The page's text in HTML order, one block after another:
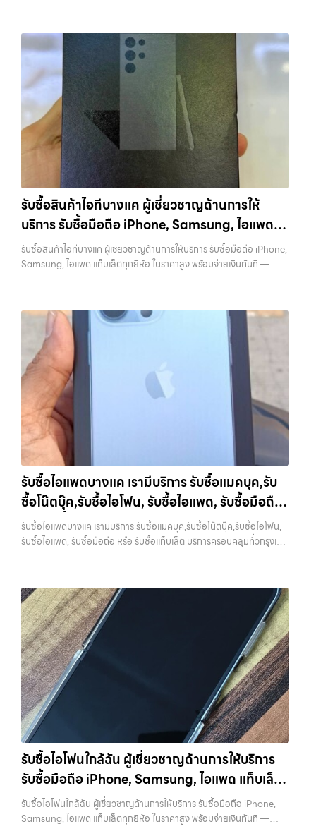
แค่เครื่องใช้ไฟฟ้า แต่เป็นทรัพย์สินที่มีมูลค่า คุณอาจต้องการเปลี่ยนรุ่น หรือ
ต้องการเงินด่วน เราจึงมอบบริการประเมินสภาพเครื่อง ฟรี ปราบปราม
ความยุ่งยากทั้งหลาย โดยเน้น โปร่งใส มั่นใจได้ และจ่ายเงินทันทีเมื่อตกลง
ซื้อขายสำเร็จ บริการของเราครอบคลุมทั้ง iPhone สายใหม่-เก่า,
Samsung ทุกรุ่น, iPad และแท็บเล็ตทุกแบรนด์ เรารับถึงแม้จะอยู่ในสภาพ
ใช้งานแล้ว ตกแต่งแล้ว หรือมีรอยบ้าง เพราะมูลค่าของเครื่องไม่ได้ขึ้นอยู่แค่
ยี่ห้อ แต่ขึ้นอยู่กับสภาพจริง ความครบชุด และความสะดวกในการขายของ
คุณ เราจึงตั้งใจให้บริการในเขต ลาดพร้าว, รัชดา, บางรัก, แจ้งวัฒนะ,
บางแค, วัชรพล, รามอินทรา, บางนา, บางพลี, เกษตรนวมินทร์, เสนานิคม,
วังหิน อย่างเต็มที่ ไม่ว่าคุณจะค้นหาคำว่า “รับซื้อมือถือใกล้ฉัน”, “รับซื้อ
โทรศัพท์มือสองกรุงเทพ”, “ขาย iPad ได้ราคา”, “รับซื้อแท็บเล็ต กรุงเทพ
ถึงที่”, หรือ “รับซื้อ Samsung มือสอง ราคาสูง” — ที่นี่คือคำตอบ เพราะ
บริการของเรามุ่งตรงให้คุณได้รับราคาและความสะดวกสบายที่เหนือกว่า
เลือกเราแล้วคุณจะได้บริการที่คุณไว้วางใจ พร้อมทีมงานที่พร้อมอำนวย
ความสะดวก นัดรับถึงที่ ตรวจสภาพอย่างมืออาชีพ และจ่ายเงินทันที
ทั้งหมดนี้เพื่อให้การขายอุปกรณ์ของคุณเป็นเรื่องง่ายขึ้น ดีกว่า รวดเร็วกว่า
และคุ้มค่ากว่า ทำไมต้องเลือกเรา ผู้เชี่ยวชาญด้านการให้บริการ รับซื้อมือถือ
วัชรพล, รามอินทรา, รวมถึง บางนา,…
บางแค วัชรพล รามอินทรา รับซื้อไอแพดรามอินทรา — ผู้เชี่ยวชาญด้านการ
ให้บริการ รับซื้อมือถือ iPhone, Samsung, ไอแพด แท็บเล็ตทุกยี่ห้อ ใน
ราคาสูง พร้อมจ่ายเงินทันที รับซื้อไอแพดรามอินทรา ผู้เชี่ยวชาญด้านการให้
บริการ รับซื้อมือถือ iPhone, Samsung, ไอแพด แท็บเล็ตทุกยี่ห้อ ในราคา
สูง พร้อมจ่ายเงินทันที รับซื้อ iPhone… รับซื้อไอแพดรามอินทรา รับซื้อ
iPhone ทุกรุ่น ให้ราคาสูง พร้อมจ่ายเงินทันที ประสบการณ์เหนือระดับกับ
การ รับซื้อไอโฟน, รับซื้อไอแพด, รับซื้อมือถือ ยินดีต้อนรับสู่ “รับซื้อขายมือ
ถือ.com” เว็บไซต์ที่คุณไว้วางใจได้ สำหรับบริการ รับซื้อ มือถือ iPhone,
Samsung, iPad, แท็บเล็ต ทุกยี่ห้อ ให้ราคาสูง พร้อมจ่ายเงินทันที
ครอบคลุมพื้นที่ ลาดพร้าว, รัชดา, บางรัก, แจ้งวัฒนะ, บางแค, วัชรพล,
รามอินทรา และเขตกรุงเทพฯ ใกล้ “ใกล้ ฉัน” ที่สุด ในยุคที่สมาร์ทโฟน
แท็บเล็ต และอุปกรณ์ไอทีใหม่ๆ เปลี่ยนรุ่นกันแทบทุกช่วงเวลา อุปกรณ์ที่คุณ
ใช้แล้วอาจกลายเป็นของที่ไม่ได้ใช้งานอยู่เฉยๆ เว็บไซต์ของเราจึงเกิดขึ้นเพื่อ
เป็นทางเลือกให้คุณสามารถเปลี่ยนอุปกรณ์ที่ไม่ใช้แล้วให้กลายเป็นเงินสดได้
ทันที ด้วยบริการ รับซื้อไอโฟน, รับซื้อไอแพด, รับซื้อมือถือ, รับซื้อโทรศัพท์,
รับซื้อโน๊ตบุ๊ค, รับซื้อแท็บเล็ต, รับซื้อสินค้าไอทีกรุงเทพมหานคร อย่างครบ
วงจร ไม่ว่าคุณจะอยู่โซนเมืองหรือเขตชานเมือง เรามีทีมงานพร้อมให้บริการ
ทรัพย์สินที่มีมูลค่า คุณอาจต้องการเปลี่ยนรุ่น หรือต้องการเงินด่วน เราจึง
มอบบริการประเมินสภาพเครื่อง ฟรี ปราบปรามความยุ่งยากทั้งหลาย โดย
เน้น โปร่งใส มั่นใจได้ และจ่ายเงินทันทีเมื่อตกลงซื้อขายสำเร็จ บริการของเรา
ครอบคลุมทั้ง iPhone สายใหม่-เก่า, Samsung ทุกรุ่น, iPad และแท็บเล็ต
ทุกแบรนด์ เรารับถึงแม้จะอยู่ในสภาพใช้งานแล้ว ตกแต่งแล้ว หรือมีรอยบ้าง
เพราะมูลค่าของเครื่องไม่ได้ขึ้นอยู่แค่ยี่ห้อ แต่ขึ้นอยู่กับสภาพจริง ความครบ
ชุด และความสะดวกในการขายของคุณ เราจึงตั้งใจให้บริการในเขต
ลาดพร้าว, รัชดา, บางรัก, แจ้งวัฒนะ, บางแค, วัชรพล, รามอินทรา, บางนา,
บางพลี, เกษตรนวมินทร์, เสนานิคม, วังหิน อย่างเต็มที่ ไม่ว่าคุณจะค้นหาคำ
ว่า “รับซื้อมือถือใกล้ฉัน”, “รับซื้อโทรศัพท์มือสองกรุงเทพ”, “ขาย iPad ได้
ราคา”, “รับซื้อแท็บเล็ต กรุงเทพถึงที่”, หรือ “รับซื้อ Samsung มือสอง
ราคาสูง” — ที่นี่คือคำตอบ เพราะบริการของเรามุ่งตรงให้คุณได้รับราคาและ
ความสะดวกสบายที่เหนือกว่า เลือกเราแล้วคุณจะได้บริการที่คุณไว้วางใจ
พร้อมทีมงานที่พร้อมอำนวยความสะดวก นัดรับถึงที่ ตรวจสภาพอย่างมือ
อาชีพ และจ่ายเงินทันที ทั้งหมดนี้เพื่อให้การขายอุปกรณ์ของคุณเป็นเรื่อง
ง่ายขึ้น ดีกว่า รวดเร็วกว่า และคุ้มค่ากว่า ทำไมต้องเลือกเรา ผู้เชี่ยวชาญด้าน
การให้บริการ รับซื้อมือถือ iPhone, Samsung, ไอแพด แท็บเล็ตทุกยี่ห้อ ใน
เกษตรนวมินทร์, เสนานิคม, วังหินไม่ว่าคุณจะต้องการ รับซื้อโทรศัพท์, รับ
ซื้อแมคบุค, รับซื้อโน๊ตบุ๊ค, รับซื้อแท็บเล็ต, หรือบริการอื่นๆ เกี่ยวกับสินค้า
ไอที กรุงเทพฯ – เราพร้อมให้บริการครบวงจร บริการของเรา เราให้บริการ
แบบครบวงจรสำหรับลูกค้าที่ต้องการขายอุปกรณ์ไอที…
รับซื้อสินค้าไอทีบางแค ผู้เชี่ยวชาญด้านการให้
บริการ รับซื้อมือถือ iPhone, Samsung, ไอแพด
แท็บเล็ตทุกยี่ห้อ ในราคาสูง พร้อมจ่ายเงินทันที
รับซื้อสินค้าไอทีบางแค ผู้เชี่ยวชาญด้านการให้บริการ รับซื้อมือถือ iPhone,
Samsung, ไอแพด แท็บเล็ตทุกยี่ห้อ ในราคาสูง พร้อมจ่ายเงินทันที —
วัชรพล รามอินทรา รับซื้อสินค้าไอทีบางแค — ผู้เชี่ยวชาญด้านการให้บริการ
รับซื้อมือถือ iPhone, Samsung, ไอแพด แท็บเล็ตทุกยี่ห้อ ในราคาสูง
พร้อมจ่ายเงินทันที รับซื้อสินค้าไอทีบางแค ผู้เชี่ยวชาญด้านการให้บริการ รับ
ซื้อมือถือ iPhone, Samsung, ไอแพด แท็บเล็ตทุกยี่ห้อ ในราคาสูง พร้อม
จ่ายเงินทันที รับซื้อ Samsung… รับซื้อสินค้าไอทีบางแค รับซื้อ
Samsung และมือถือ Android ทุกยี่ห้อ ไม่ว่าจะรุ่นใหม่หรือรุ่นเก่า
ประสบการณ์เหนือระดับกับการ รับซื้อไอโฟน, รับซื้อไอแพด, รับซื้อมือถือ
ยินดีต้อนรับสู่ “รับซื้อขายมือถือ.com” เว็บไซต์ที่คุณไว้วางใจได้ สำหรับ
บริการ รับซื้อ มือถือ iPhone, Samsung, iPad, แท็บเล็ต ทุกยี่ห้อ ให้ราคา
สูง พร้อมจ่ายเงินทันที ครอบคลุมพื้นที่ ลาดพร้าว, รัชดา, บางรัก,
แจ้งวัฒนะ, บางแค, วัชรพล, รามอินทรา และเขตกรุงเทพฯ ใกล้ “ใกล้ ฉัน”
ที่สุด ในยุคที่สมาร์ทโฟน แท็บเล็ต และอุปกรณ์ไอทีใหม่ๆ เปลี่ยนรุ่นกันแทบ
ทุกช่วงเวลา อุปกรณ์ที่คุณใช้แล้วอาจกลายเป็นของที่ไม่ได้ใช้งานอยู่เฉยๆ
เว็บไซต์ของเราจึงเกิดขึ้นเพื่อเป็นทางเลือกให้คุณสามารถเปลี่ยนอุปกรณ์ที่
ไม่ใช้แล้วให้กลายเป็นเงินสดได้ทันที ด้วยบริการ รับซื้อไอโฟน, รับซื้อไอแพด,
รับซื้อมือถือ, รับซื้อโทรศัพท์, รับซื้อโน๊ตบุ๊ค, รับซื้อแท็บเล็ต, รับซื้อสินค้าไอที
กรุงเทพมหานคร อย่างครบวงจร ไม่ว่าคุณจะอยู่โซนเมืองหรือเขตชานเมือง
แค่เครื่องใช้ไฟฟ้า แต่เป็นทรัพย์สินที่มีมูลค่า คุณอาจต้องการเปลี่ยนรุ่น หรือ
ต้องการเงินด่วน เราจึงมอบบริการประเมินสภาพเครื่อง ฟรี ปราบปราม
ความยุ่งยากทั้งหลาย โดยเน้น โปร่งใส มั่นใจได้ และจ่ายเงินทันทีเมื่อตกลง
ซื้อขายสำเร็จ บริการของเราครอบคลุมทั้ง iPhone สายใหม่-เก่า,
Samsung ทุกรุ่น, iPad และแท็บเล็ตทุกแบรนด์ เรารับถึงแม้จะอยู่ในสภาพ
ใช้งานแล้ว ตกแต่งแล้ว หรือมีรอยบ้าง เพราะมูลค่าของเครื่องไม่ได้ขึ้นอยู่แค่
ยี่ห้อ แต่ขึ้นอยู่กับสภาพจริง ความครบชุด และความสะดวกในการขายของ
คุณ เราจึงตั้งใจให้บริการในเขต ลาดพร้าว, รัชดา, บางรัก, แจ้งวัฒนะ,
บางแค, วัชรพล, รามอินทรา, บางนา, บางพลี, เกษตรนวมินทร์, เสนานิคม,
วังหิน อย่างเต็มที่ ไม่ว่าคุณจะค้นหาคำว่า “รับซื้อมือถือใกล้ฉัน”, “รับซื้อ
โทรศัพท์มือสองกรุงเทพ”, “ขาย iPad ได้ราคา”, “รับซื้อแท็บเล็ต กรุงเทพ
ถึงที่”, หรือ “รับซื้อ Samsung มือสอง ราคาสูง” — ที่นี่คือคำตอบ เพราะ
บริการของเรามุ่งตรงให้คุณได้รับราคาและความสะดวกสบายที่เหนือกว่า
เลือกเราแล้วคุณจะได้บริการที่คุณไว้วางใจ พร้อมทีมงานที่พร้อมอำนวย
ความสะดวก นัดรับถึงที่ ตรวจสภาพอย่างมืออาชีพ และจ่ายเงินทันที
ทั้งหมดนี้เพื่อให้การขายอุปกรณ์ของคุณเป็นเรื่องง่ายขึ้น ดีกว่า รวดเร็วกว่า
และคุ้มค่ากว่า ทำไมต้องเลือกเรา ผู้เชี่ยวชาญด้านการให้บริการ รับซื้อมือถือ
รับซื้อไอแพดบางแค เรามีบริการ รับซื้อแมคบุค,รับ
ซื้อโน๊ตบุ๊ค,รับซื้อไอโฟน, รับซื้อไอแพด, รับซื้อมือถือ
หรือ รับซื้อแท็บเล็ต บริการครอบคลุมทั่วกรุงเทพ
และพื้นที่ใกล้เคียง
รับซื้อไอแพดบางแค เรามีบริการ รับซื้อแมคบุค,รับซื้อโน๊ตบุ๊ค,รับซื้อไอโฟน,
รับซื้อไอแพด, รับซื้อมือถือ หรือ รับซื้อแท็บเล็ต บริการครอบคลุมทั่วกรุงเทพ
ดา บางรัก แจ้งวัฒนะ บางแค วัชรพล รามอินทรา รับซื้อไอแพดบางแค —
เรามีบริการ รับซื้อแมคบุค,รับซื้อโน๊ตบุ๊ค,รับซื้อไอโฟน, รับซื้อไอแพด, รับซื้อ
มือถือ หรือ รับซื้อแท็บเล็ต บริการครอบคลุมทั่วกรุงเทพ และพื้นที่ใกล้เคียง
รับซื้อไอแพดบางแค เรามีบริการ รับซื้อแมคบุค,รับซื้อโน๊ตบุ๊ค,รับซื้อไอโฟน,
รับซื้อไอแพด, รับซื้อมือถือ หรือ รับซื้อแท็บเล็ต บริการครอบคลุมทั่ว
กรุงเทพ… รับซื้อไอแพดบางแค บริการถึงพื้นที่ เขตลาดพร้าว, รัชดา,
บางรัก, แจ้งวัฒนะ, บางแค, วัชรพล, รามอินทรา — นัดรับสะดวกทุกเขต
ประสบการณ์เหนือระดับกับการ รับซื้อไอโฟน, รับซื้อไอแพด, รับซื้อมือถือ
ยินดีต้อนรับสู่ “รับซื้อขายมือถือ.com” เว็บไซต์ที่คุณไว้วางใจได้ สำหรับ
บริการ รับซื้อ มือถือ iPhone, Samsung, iPad, แท็บเล็ต ทุกยี่ห้อ ให้ราคา
สูง พร้อมจ่ายเงินทันที ครอบคลุมพื้นที่ ลาดพร้าว, รัชดา, บางรัก,
แจ้งวัฒนะ, บางแค, วัชรพล, รามอินทรา และเขตกรุงเทพฯ ใกล้ “ใกล้ ฉัน”
ที่สุด ในยุคที่สมาร์ทโฟน แท็บเล็ต และอุปกรณ์ไอทีใหม่ๆ เปลี่ยนรุ่นกันแทบ
ทุกช่วงเวลา อุปกรณ์ที่คุณใช้แล้วอาจกลายเป็นของที่ไม่ได้ใช้งานอยู่เฉยๆ
เว็บไซต์ของเราจึงเกิดขึ้นเพื่อเป็นทางเลือกให้คุณสามารถเปลี่ยนอุปกรณ์ที่
ไม่ใช้แล้วให้กลายเป็นเงินสดได้ทันที ด้วยบริการ รับซื้อไอโฟน, รับซื้อไอแพด,
รับซื้อมือถือ, รับซื้อโทรศัพท์, รับซื้อโน๊ตบุ๊ค, รับซื้อแท็บเล็ต, รับซื้อสินค้าไอที
รับซื้อไอโฟนใกล้ฉัน ผู้เชี่ยวชาญด้านการให้บริการ
รับซื้อมือถือ iPhone, Samsung, ไอแพด แท็บเล็ต
ทุกยี่ห้อ ในราคาสูง พร้อมจ่ายเงินทันที
รับซื้อไอโฟนใกล้ฉัน ผู้เชี่ยวชาญด้านการให้บริการ รับซื้อมือถือ iPhone,
Samsung, ไอแพด แท็บเล็ตทุกยี่ห้อ ในราคาสูง พร้อมจ่ายเงินทันที —